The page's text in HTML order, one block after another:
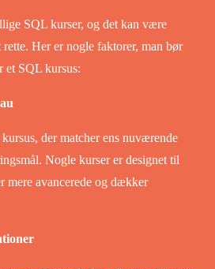
SQL kurser, og det kan være
Her er nogle faktorer, man bør
et SQL kursus:
der matcher ens nuværende
Nogle kurser er designet til
mere avancerede og dækker